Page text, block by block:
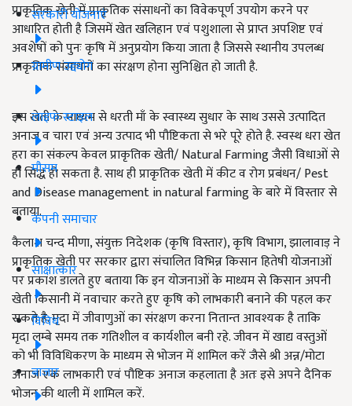
सरकारी योजनाएं
ग्रामीण उद्द्योग
लाइफ स्टाइल
मौसम
कंपनी समाचार
साक्षात्कार
विविध
बाजार
प्राकृतिक खेती में प्राकृतिक संसाधनों का विवेकपूर्ण उपयोग करने पर
आधारित होती है जिसमें खेत खलिहान एवं पशुशाला से प्राप्त अपशिष्ट एवं
अवशेषों को पुनः कृषि में अनुप्रयोग किया जाता है जिससे स्थानीय उपलब्ध
प्राकृतिक संसाधनों का संरक्षण होना सुनिश्चित हो जाती है.
इस खेती के माध्यम से धरती माँ के स्वास्थ्य सुधार के साथ उससे उत्पादित
अनाज व चारा एवं अन्य उत्पाद भी पौष्टिकता से भरे पूरे होते है. स्वस्थ धरा खेत
हरा का संकल्प केवल प्राकृतिक खेती/ Natural Farming जैसी विधाओं से
ही सिद्ध हो सकता है. साथ ही प्राकृतिक खेती में कीट व रोग प्रबंधन/ Pest
and Disease management in natural farming के बारे में विस्तार से
बताया.
कैलाश चन्द मीणा, संयुक्त निदेशक (कृषि विस्तार), कृषि विभाग, झालावाड़ ने
प्राकृतिक खेती पर सरकार द्वारा संचालित विभिन्न किसान हितेषी योजनाओं
पर प्रकाश डालते हुए बताया कि इन योजनाओं के माध्यम से किसान अपनी
खेती किसानी में नवाचार करते हुए कृषि को लाभकारी बनाने की पहल कर
सकते है. मृदा में जीवाणुओं का संरक्षण करना नितान्त आवश्यक है ताकि
मृदा लम्बे समय तक गतिशील व कार्यशील बनी रहे. जीवन में खाद्य वस्तुओं
को भी विविधिकरण के माध्यम से भोजन में शामिल करें जैसे श्री अन्न/मोटा
अनाज एक लाभकारी एवं पौष्टिक अनाज कहलाता है अतः इसे अपने दैनिक
भोजन की थाली में शामिल करें.